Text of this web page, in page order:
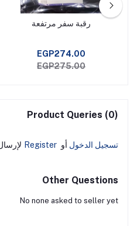
رقبة سفر مرتفعة
EGP274.00
EGP275.00
Product Queries (0)
تسجيل الدخول أو Register
Other Questions
No none asked to seller yet